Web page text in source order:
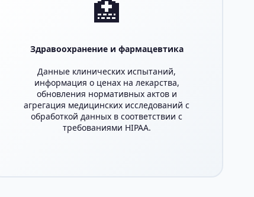
🏥
Здравоохранение и фармацевтика
Данные клинических испытаний,
информация о ценах на лекарства,
обновления нормативных актов и
агрегация медицинских исследований с
обработкой данных в соответствии с
требованиями HIPAA.